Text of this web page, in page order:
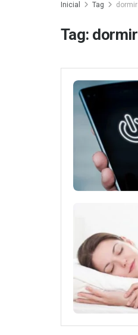
Inicial Tag
Tag: